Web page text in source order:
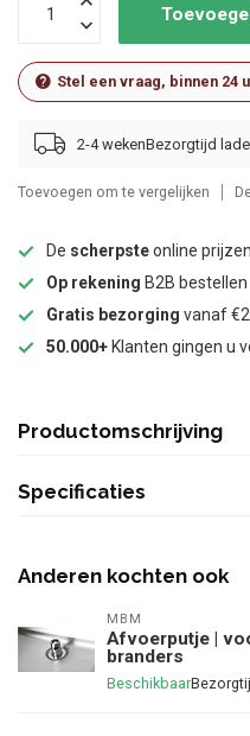
Stel een vraag, binnen 24
2-4 weken
Toevoegen om te vergelijken
De scherpsteonline prijzen
Op rekening B2B bestellen
Gratis bezorging vanaf
50.000+ Klanten gingen u
Productomschrijving
Specificaties
Anderen kochten ook
MBM
Afvoerputje |
branders
Beschikbaar